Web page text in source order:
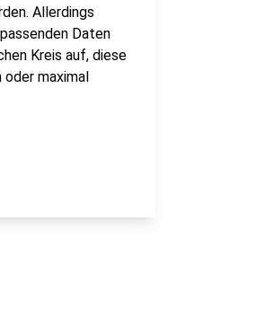
Allerdings
Daten
Kreis auf, diese
oder maximal